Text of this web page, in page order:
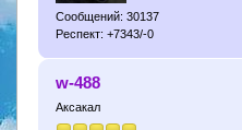
Сообщений: 30137
Респект: +7343/-0
w-488
Аксакал